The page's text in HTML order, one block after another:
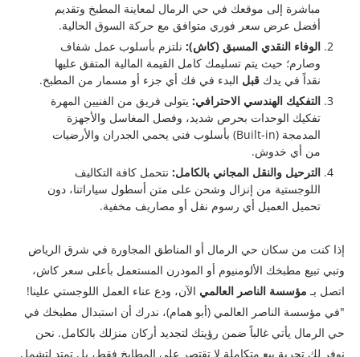
مباشرة إلى موقعك في حي الرمال لمعاينة المطبخ وتقديم
أفضل عرض سعر فوري متوافق مع حركة السوق الحالية.
الوفاء النقدي المسبق (كاش):نلتزم بأسلوب عمل شفاف
وصارم؛ حيث يتم تسليمك كامل القيمة المالية المتفق عليها
نقداً في يدك قبل البدء في فك أي جزء أو مسمار من المطبخ.
التفكيك الهندسي الاحترافي:يتولى فريق من الفنيين المهرة
تفكيك الوحدات بحرص شديد، وفصل المغاسل والأجهزة
المدمجة (Built-in) بأسلوب فني يحمي الجدران والأرضيات
من أي خدوش.
الترحيل والنقل المجاني بالكامل:نتحمل كافة التكاليف
اللوجستية من إنزال وشحن على متن أسطول سياراتنا، دون
تحميل العميل أي رسوم نقل أو مصاريف مخفية.
إذا كنت من سكان حي الرمال أو المناطق المجاورة في شرق الرياض
وتبي تبيع مطبخك الألومنيوم أو المودرن المستعمل بأعلى سعر كاش،
اتصل بـ مؤسسة الناصر العالمي الآن، ودع عناء العمل اللوجستي علينا!
​"في مؤسسة الناصر العالمي (أبو همام)، ندرك أن استبدال مطبخك في
حي الرمال يأتي غالباً ضمن رؤيتك لتجديد أركان منزلك بالكامل. نحن
نوفر لك تجربة بيع متكاملة لا تقتصر على المطابخ فقط، بل تمتد لتشمل